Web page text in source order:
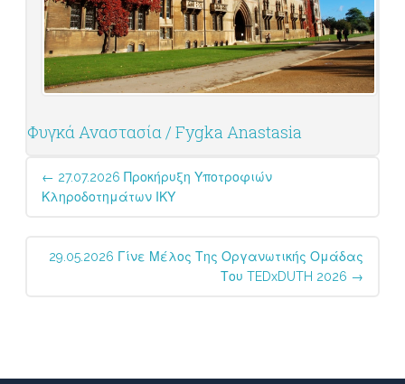
Φυγκά Αναστασία / Fygka Anastasia
Post
navigation
← 27.07.2026 Προκήρυξη Υποτροφιών
Κληροδοτημάτων ΙΚΥ
29.05.2026 Γίνε Μέλος Της Οργανωτικής Ομάδας
Του TEDxDUTH 2026 →